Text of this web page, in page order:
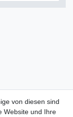
von diesen sind
Website und Ihre